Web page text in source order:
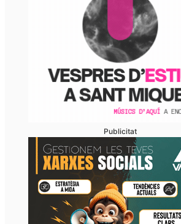
setmanes per un problema
Publicitat